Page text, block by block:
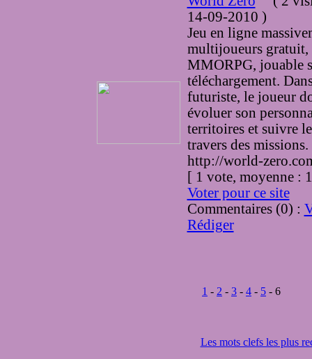
14-09-2010 )
Jeu en ligne
multijoueurs gratuit,
MMORPG, jouable
téléchargement.
futuriste, le joueur
évoluer son
territoires et suivre
travers des missions.
http://world-
[ 1 vote, moyenne
Voter pour ce site
Commentaires (0) :
Rédiger
1 - 2 - 3 - 4 - 5 - 6
Les mots clefs les plus